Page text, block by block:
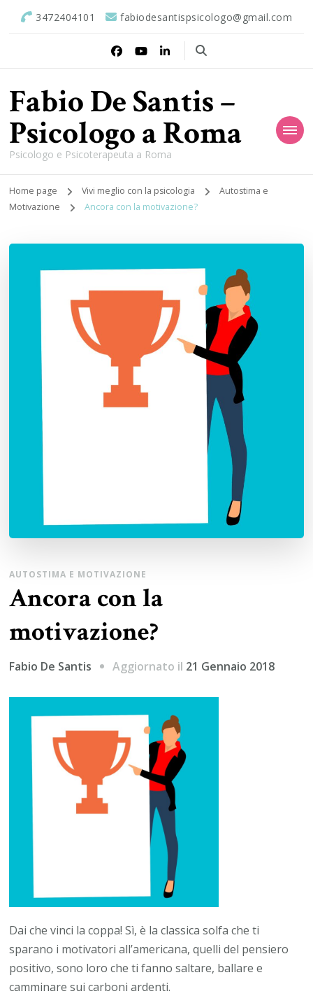
3472404101 fabiodesantispsicologo@gmail.com
Fabio De Santis –
Psicologo a Roma
Psicologo e Psicoterapeuta a Roma
Home page Vivi meglio con la psicologia
Autostima e
Motivazione
Ancora con la motivazione?
AUTOSTIMA E MOTIVAZIONE
Ancora con la
motivazione?
Fabio De Santis Aggiornato il 21 Gennaio 2018
Dai che vinci la coppa! Sì, è la classica solfa che ti
sparano i motivatori all’americana, quelli del pensiero
positivo, sono loro che ti fanno saltare, ballare e
camminare sui carboni ardenti.